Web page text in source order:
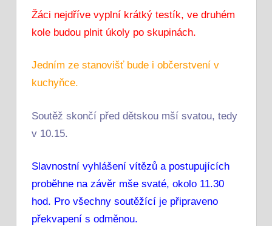
Žáci nejdříve vyplní krátký testík, ve druhém
kole budou plnit úkoly po skupinách.
Jedním ze stanovišť bude i občerstvení v
kuchyňce.
Soutěž skončí před dětskou mší svatou, tedy
v 10.15.
Slavnostní vyhlášení vítězů a postupujících
proběhne na závěr mše svaté, okolo 11.30
hod. Pro všechny soutěžící je připraveno
překvapení s odměnou.